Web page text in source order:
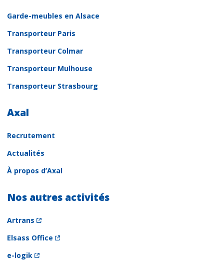
Garde-meubles en Alsace
Transporteur Paris
Transporteur Colmar
Transporteur Mulhouse
Transporteur Strasbourg
Axal
Recrutement
Actualités
À propos d’Axal
Nos autres activités
Artrans
Elsass Office
e-logik